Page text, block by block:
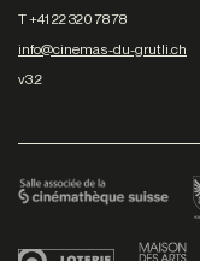
T +41 22 320 78 78
info@cinemas-du-grutli.ch
v3.2